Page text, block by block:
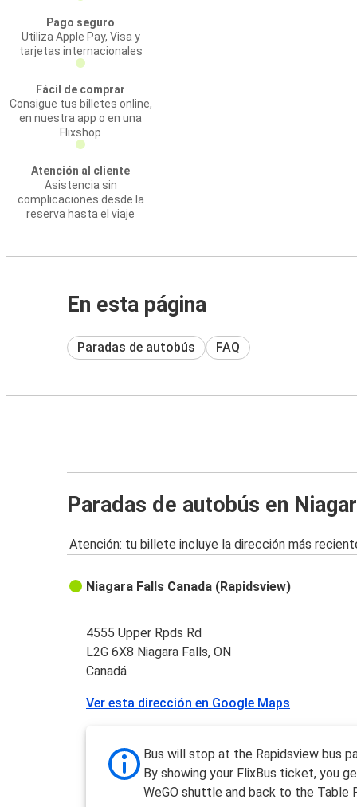
Pago seguro
Utiliza Apple Pay, Visa y
tarjetas internacionales
Fácil de comprar
Consigue tus billetes online,
en nuestra app o en una
Flixshop
Atención al cliente
Asistencia sin
complicaciones desde la
reserva hasta el viaje
En esta página
Paradas de autobús FAQ
Paradas de autobús en
Atención: tu billete incluye la dirección más
Niagara Falls Canada (Rapidsview)
4555 Upper Rpds Rd
L2G 6X8 Niagara Falls, ON
Canadá
Ver esta dirección en Google Maps
Bus will stop at the Rapidsview bus
By showing your FlixBus ticket, you
WeGO shuttle and back to the Table